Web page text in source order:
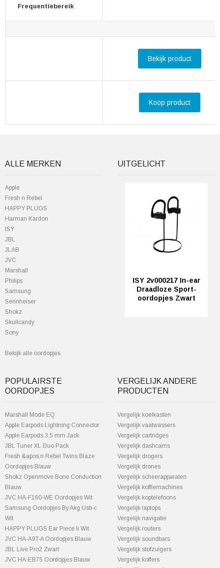
Frequentiebereik
Bekijk product
Koop product
ALLE MERKEN
Apple
Fresh n Rebel
HAPPY PLUGS
Harman Kardon
ISY
JBL
JLAB
JVC
Marshall
Philips
Samsung
Sennheiser
Shokz
Skullcandy
Sony
Bekijk alle oordopjes
UITGELICHT
ISY 2v000217 In-ear
Draadloze Sport-
oordopjes Zwart
POPULAIRSTE
OORDOPJES
Marshall Mode EQ
Apple Earpods Lightning Connector
Apple Earpods 3,5 mm Jack
JBL Tuner XL Duo Pack
Fresh &apos;n Rebel Twins Blaze
Oordopjes Blauw
Shokz Openmove Bone Conduction
Blauw
JVC HA-F160-WE Oordopjes Wit
Samsung Oordopjes By Akg Usb-c
Wit
HAPPY PLUGS Ear Piece Ii Wit
JVC HA-A9T-A Oordopjes Blauw
JBL Live Pro2 Zwart
JVC HA-EB75 Oordopjes Blauw
VERGELIJK ANDERE
PRODUCTEN
Vergelijk koelkasten
Vergelijk vaatwassers
Vergelijk cartridges
Vergelijk dashcams
Vergelijk drogers
Vergelijk drones
Vergelijk scheerapparaten
Vergelijk koffiemachines
Vergelijk koptelefoons
Vergelijk laptops
Vergelijk navigatie
Vergelijk routers
Vergelijk soundbars
Vergelijk stofzuigers
Vergelijk koffers